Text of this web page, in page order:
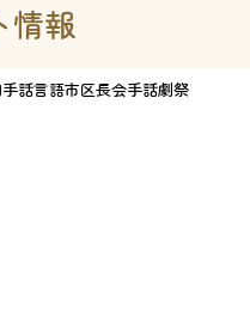
情報
話言語市区長会手話劇祭